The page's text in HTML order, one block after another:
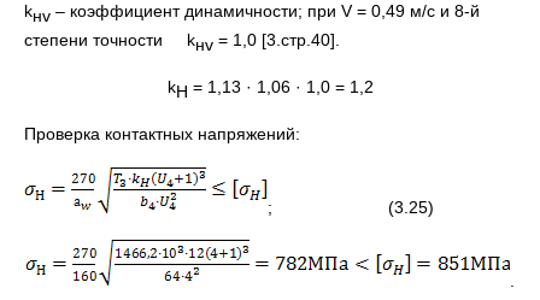
kнv – коэффициент динамичности; при V = 0,49 м/с и 8-й
степени точности kнv = 1,0 [3.стр.40].
kH = 1,13 · 1,06 · 1,0 = 1,2
Проверка контактных напряжений:
; (3.25)